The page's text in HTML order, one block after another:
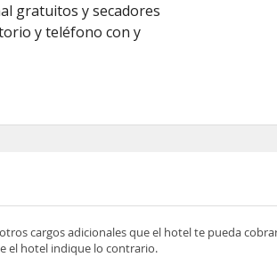
gratuitos y secadores
y teléfono con y
cargos adicionales que el hotel te pueda
el hotel indique lo contrario.